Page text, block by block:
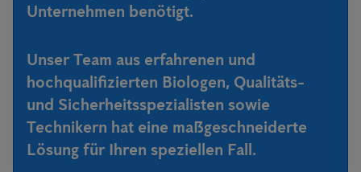
Unternehmen benötigt.
Unser Team aus erfahrenen und
hochqualifizierten Biologen, Qualitäts-
und Sicherheitsspezialisten sowie
Technikern hat eine maßgeschneiderte
Lösung für Ihren speziellen Fall.